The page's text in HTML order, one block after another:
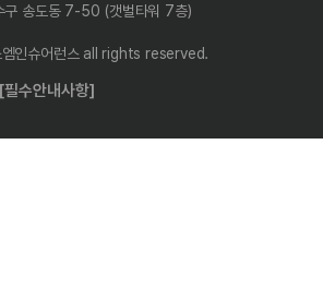
구 송도동 7-50 (갯벌타워 7층)
인슈어런스 all rights reserved.
[필수안내사항]